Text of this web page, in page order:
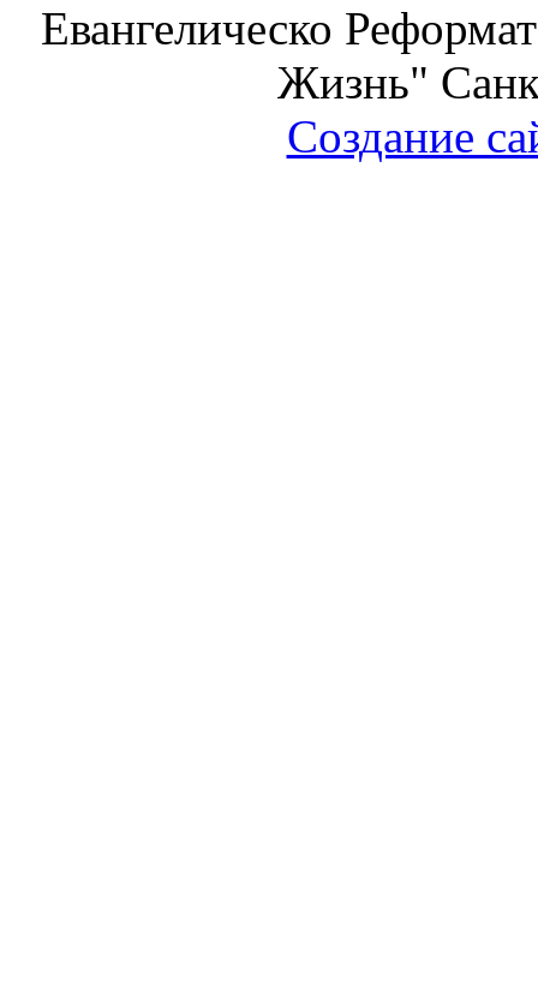
Евангелическо
Жизнь"
Создание